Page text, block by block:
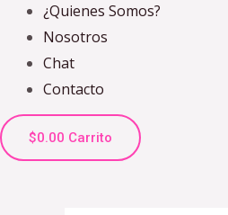
¿Quienes Somos?
Nosotros
Chat
Contacto
$0.00 Carrito